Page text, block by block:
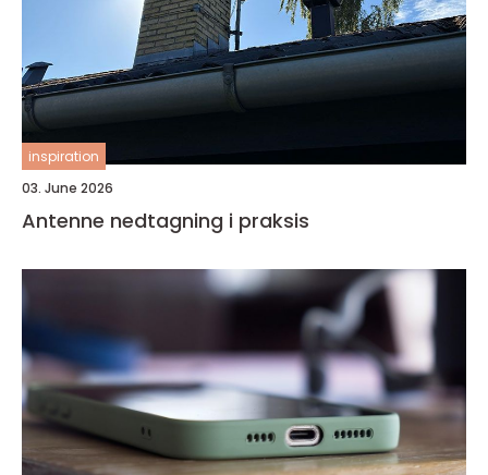
inspiration
03. June 2026
Antenne nedtagning i praksis